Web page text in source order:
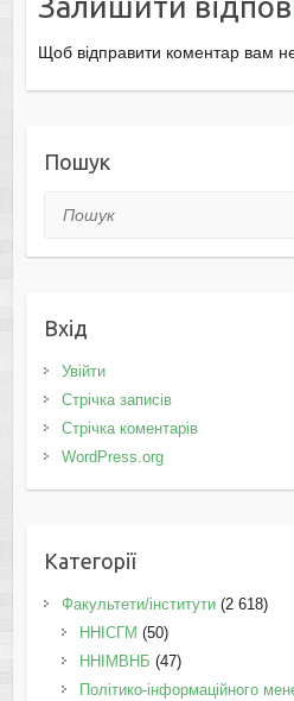
Залишити
Щоб відправити коментар вам
Пошук
Пошук
Вхід
Увійти
Стрічка записів
Стрічка коментарів
WordPress.org
Категорії
Факультети/інститути(2 618)
ННІСГМ (50)
ННІМВНБ (47)
Політико-інформаційного